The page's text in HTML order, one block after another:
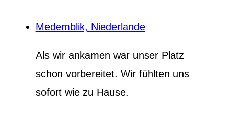
Medemblik, Niederlande
Als wir ankamen war unser Platz
schon vorbereitet. Wir fühlten uns
sofort wie zu Hause.